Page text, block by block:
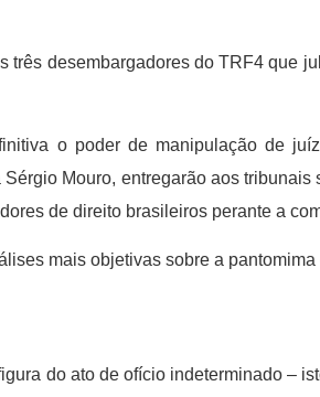
desembargadores do TRF4 que
o poder de manipulação de
Mouro, entregarão aos
de direito brasileiros perante a
mais objetivas sobre a pantomima
do ato de ofício indeterminado –